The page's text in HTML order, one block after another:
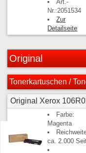
Art.-
Nr.:2051534
Zur
Detailseite
Original
Tonerkartuschen /
Original Xerox
Farbe:
Magenta
ca. 2.000